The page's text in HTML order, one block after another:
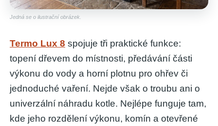
Jedná se o ilustrační obrázek.
Termo Lux 8 spojuje tři praktické funkce:
topení dřevem do místnosti, předávání části
výkonu do vody a horní plotnu pro ohřev či
jednoduché vaření. Nejde však o troubu ani o
univerzální náhradu kotle. Nejlépe funguje tam,
kde jeho rozdělení výkonu, komín a otevřené
HLEDAT
D
o
p
o